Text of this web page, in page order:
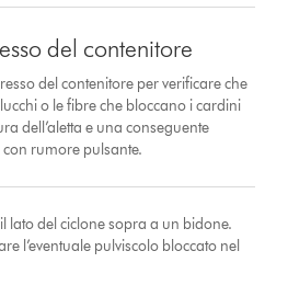
del contenitore
del contenitore per verificare che
o le fibre che bloccano i cardini
dell’aletta e una conseguente
rumore pulsante.
lato del ciclone sopra a un bidone.
l’eventuale pulviscolo bloccato nel